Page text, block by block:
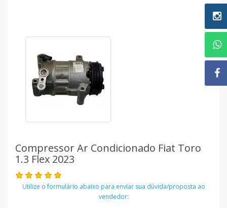
Compressor Ar Condicionado Fiat Toro
1.3 Flex 2023
Utilize o formulário abaixo para enviar sua dúvida/proposta ao
vendedor: